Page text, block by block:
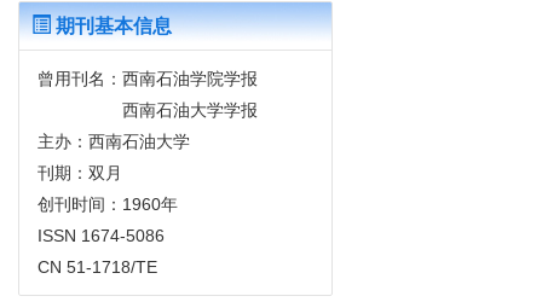
期刊基本信息
曾用刊名：西南石油学院学报
西南石油大学学报
主办：西南石油大学
刊期：双月
创刊时间：1960年
ISSN 1674-5086
CN 51-1718/TE